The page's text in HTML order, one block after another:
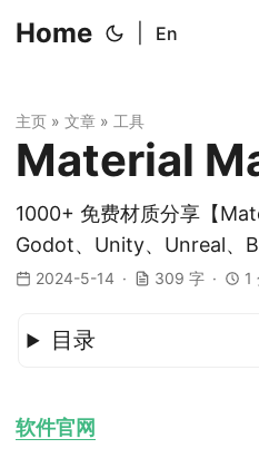
Home En
主页 » 文章 » 工具
Material
1000+ 免费材质分享【
Godot、Unity、Unreal、
2024-5-14 309 字 1
目录
软件官网